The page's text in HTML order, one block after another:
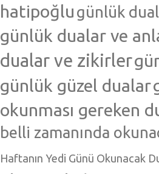
hatipoğlu günlük
günlük dualar ve
dualar ve zikirler
günlük güzel dualar
okunması gereken
belli zamanında
Haftanın Yedi Günü Okunacak